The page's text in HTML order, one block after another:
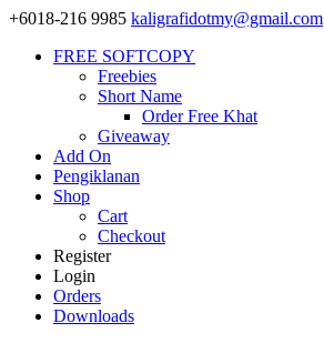
+6018-216 9985 kaligrafidotmy@gmail.com
FREE SOFTCOPY
Freebies
Short Name
Order Free Khat
Giveaway
Add On
Pengiklanan
Shop
Cart
Checkout
Register
Login
Orders
Downloads